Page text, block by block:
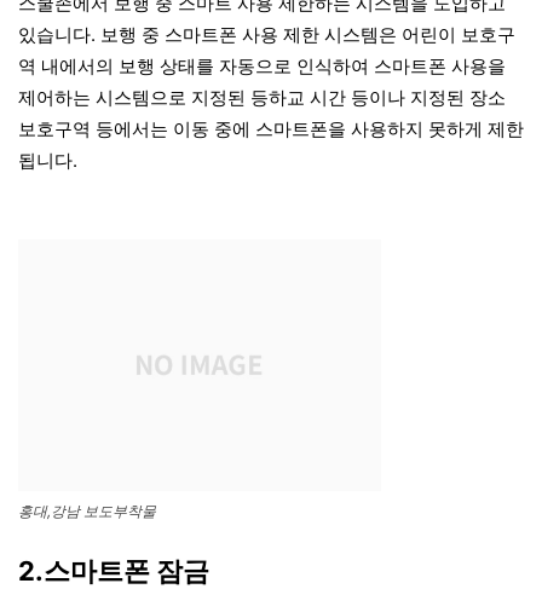
있습니다. 보행 중 스마트폰 사용 제한 시스템은 어린이 보호구
역 내에서의 보행 상태를 자동으로 인식하여 스마트폰 사용을
제어하는 시스템으로 지정된 등하교 시간 등이나 지정된 장소
보호구역 등에서는 이동 중에 스마트폰을 사용하지 못하게 제한
됩니다.
홍대,강남 보도부착물
2.스마트폰 잠금